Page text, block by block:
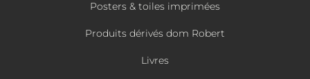
Posters & toiles imprimées
Produits dérivés dom Robert
Livres